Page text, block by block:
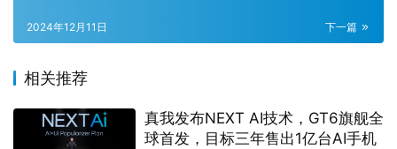
下一篇
2024年12月11日
相关推荐
真我发布NEXT AI技术，GT6旗舰全
球首发，目标三年售出1亿台AI手机